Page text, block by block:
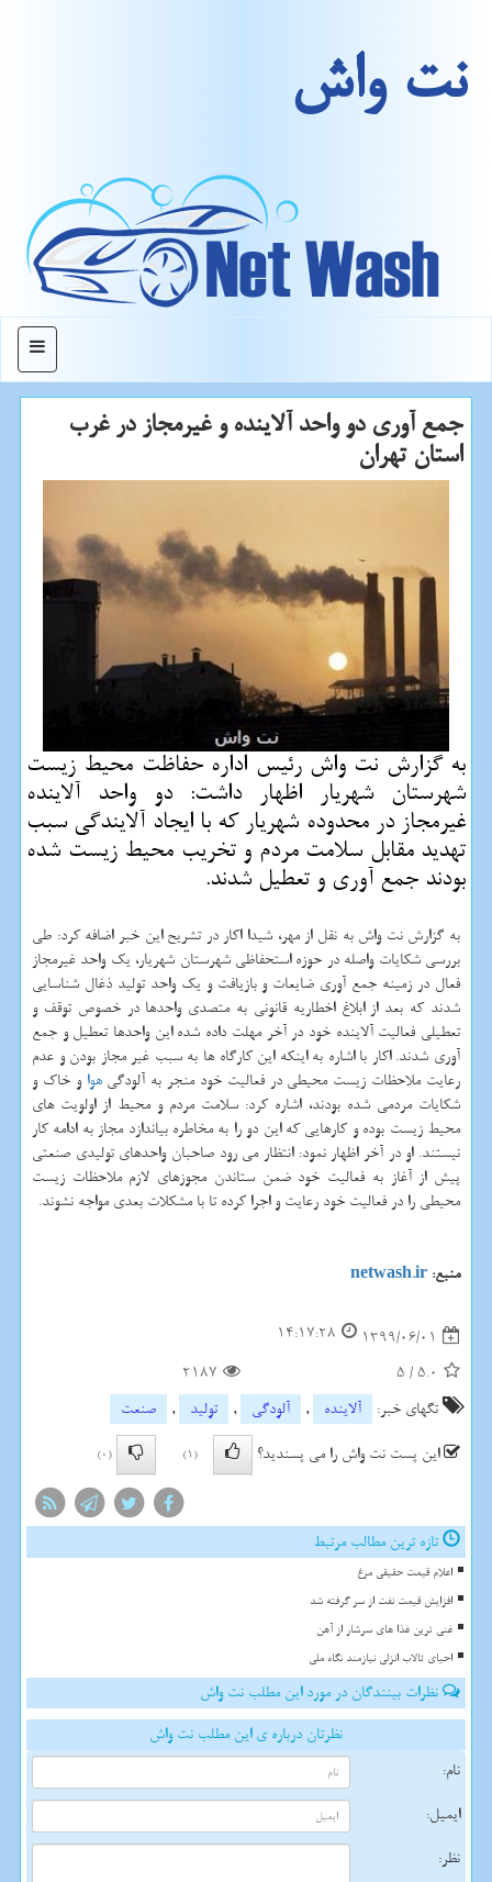
نت واش
منو
جمع آوری دو واحد آلاینده و غیرمجاز در غرب
استان تهران
به گزارش نت واش رئیس اداره حفاظت محیط زیست
شهرستان شهریار اظهار داشت: دو واحد آلاینده
غیرمجاز در محدوده شهریار كه با ایجاد آلایندگی سبب
تهدید مقابل سلامت مردم و تخریب محیط زیست شده
بودند جمع آوری و تعطیل شدند.
به گزارش نت واش به نقل از مهر، شیدا اکار در تشریح این خبر اضافه کرد: طی
بررسی شکایات واصله در حوزه استحفاظی شهرستان شهریار، یک واحد غیرمجاز
فعال در زمینه جمع آوری ضایعات و بازیافت و یک واحد تولید ذغال شناسایی
شدند که بعد از ابلاغ اخطاریه قانونی به متصدی واحدها در خصوص توقف و
تعطیلی فعالیت آلاینده خود در آخر مهلت داده شده این واحدها تعطیل و جمع
آوری شدند. اکار با اشاره به اینکه این کارگاه ها به سبب غیر مجاز بودن و عدم
رعایت ملاحظات زیست محیطی در فعالیت خود منجر به آلودگیهوا و خاک و
شکایات مردمی شده بودند، اشاره کرد: سلامت مردم و محیط از اولویت های
محیط زیست بوده و کارهایی که این دو را به مخاطره بیاندازد مجاز به ادامه کار
نیستند. او در آخر اظهار نمود: انتظار می رود صاحبان واحدهای تولیدی صنعتی
پیش از آغاز به فعالیت خود ضمن ستاندن مجوزهای لازم ملاحظات زیست
محیطی را در فعالیت خود رعایت و اجرا کرده تا با مشکلات بعدی مواجه نشوند.
منبع: netwash.ir
1399/06/01
14:17:28
5.0
/
5
2187
تگهای خبر:
آلاینده , آلودگی , تولید ,
صنعت
این پست نت واش را می پسندید؟
(1)
(0)
تازه ترین مطالب مرتبط
اعلام قیمت حقیقی مرغ
افزایش قیمت نفت از سر گرفته شد
غنی ترین غذا های سرشار از آهن
احیای تالاب انزلی نیازمند نگاه ملی
نظرات بینندگان در مورد این مطلب نت واش
نظرتان درباره ی این مطلب نت واش
نام:
ایمیل:
نظر: